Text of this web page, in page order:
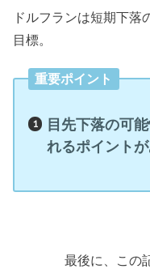
ドルフランは短期下落
目標。
重要ポイント
目先下落の可
れるポイント
最後に、この